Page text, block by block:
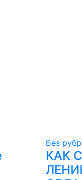
Без
КАК